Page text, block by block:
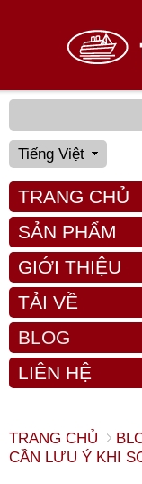
Tiếng Việt
TRANG CHỦ
SẢN PHẨM
GIỚI THIỆU
TẢI VỀ
BLOG
LIÊN HỆ
TRANG CHỦ
CẦN LƯU Ý KHI